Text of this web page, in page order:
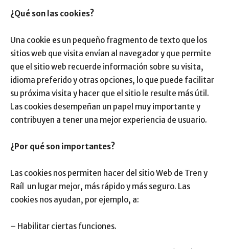
¿Qué son las cookies?
Una cookie es un pequeño fragmento de texto que los
sitios web que visita envían al navegador y que permite
que el sitio web recuerde información sobre su visita,
idioma preferido y otras opciones, lo que puede facilitar
su próxima visita y hacer que el sitio le resulte más útil.
Las cookies desempeñan un papel muy importante y
contribuyen a tener una mejor experiencia de usuario.
¿Por qué son importantes?
Las cookies nos permiten hacer del sitio Web de Tren y
Raíl un lugar mejor, más rápido y más seguro. Las
cookies nos ayudan, por ejemplo, a:
– Habilitar ciertas funciones.